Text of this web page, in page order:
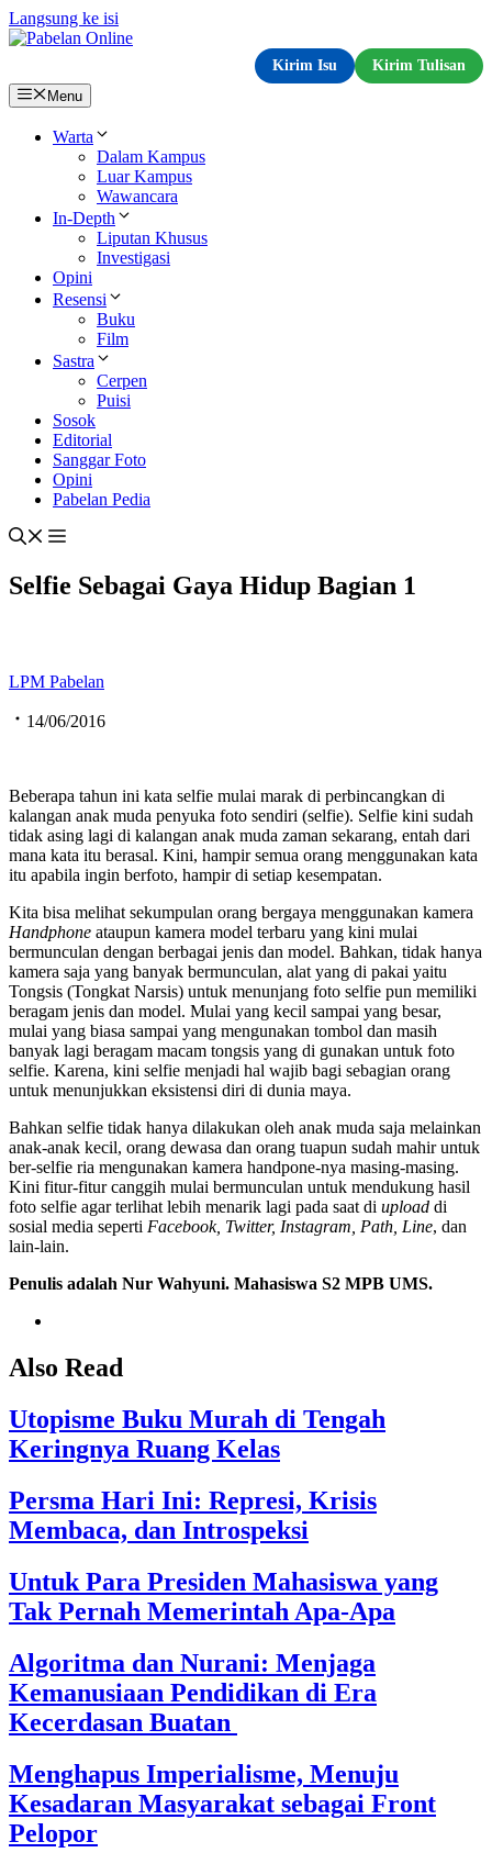
Langsung ke isi
Kirim Isu
Kirim Tulisan
Menu
Warta
Dalam Kampus
Luar Kampus
Wawancara
In-Depth
Liputan Khusus
Investigasi
Opini
Resensi
Buku
Film
Sastra
Cerpen
Puisi
Sosok
Editorial
Sanggar Foto
Opini
Pabelan Pedia
Selfie Sebagai Gaya Hidup Bagian 1
LPM Pabelan
14/06/2016
Beberapa tahun ini kata selfie mulai marak di perbincangkan di
kalangan anak muda penyuka foto sendiri (selfie). Selfie kini sudah
tidak asing lagi di kalangan anak muda zaman sekarang, entah dari
mana kata itu berasal. Kini, hampir semua orang menggunakan kata
itu apabila ingin berfoto, hampir di setiap kesempatan.
Kita bisa melihat sekumpulan orang bergaya menggunakan kamera
Handphone ataupun kamera model terbaru yang kini mulai
bermunculan dengan berbagai jenis dan model. Bahkan, tidak hanya
kamera saja yang banyak bermunculan, alat yang di pakai yaitu
Tongsis (Tongkat Narsis) untuk menunjang foto selfie pun memiliki
beragam jenis dan model. Mulai yang kecil sampai yang besar,
mulai yang biasa sampai yang mengunakan tombol dan masih
banyak lagi beragam macam tongsis yang di gunakan untuk foto
selfie. Karena, kini selfie menjadi hal wajib bagi sebagian orang
untuk menunjukkan eksistensi diri di dunia maya.
Bahkan selfie tidak hanya dilakukan oleh anak muda saja melainkan
anak-anak kecil, orang dewasa dan orang tuapun sudah mahir untuk
ber-selfie ria mengunakan kamera handpone-nya masing-masing.
Kini fitur-fitur canggih mulai bermunculan untuk mendukung hasil
foto selfie agar terlihat lebih menarik lagi pada saat di upload di
sosial media seperti Facebook, Twitter, Instagram, Path, Line, dan
lain-lain.
Penulis adalah Nur Wahyuni. Mahasiswa S2 MPB UMS.
Also Read
Utopisme Buku Murah di Tengah
Keringnya Ruang Kelas
Persma Hari Ini: Represi, Krisis
Membaca, dan Introspeksi
Untuk Para Presiden Mahasiswa yang
Tak Pernah Memerintah Apa-Apa
Algoritma dan Nurani: Menjaga
Kemanusiaan Pendidikan di Era
Kecerdasan Buatan
Menghapus Imperialisme, Menuju
Kesadaran Masyarakat sebagai Front
Pelopor